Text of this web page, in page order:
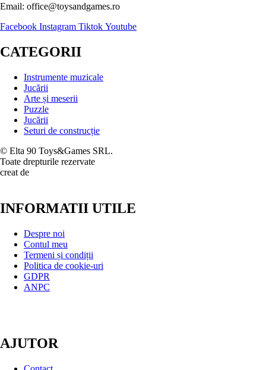
Email: office@toysandgames.ro
Facebook Instagram Tiktok Youtube
CATEGORII
Instrumente muzicale
Jucării
Arte și meserii
Puzzle
Jucării
Seturi de construcție
© Elta 90 Toys&Games SRL.
Toate drepturile rezervate
creat de
INFORMATII UTILE
Despre noi
Contul meu
Termeni și condiții
Politica de cookie-uri
GDPR
ANPC
AJUTOR